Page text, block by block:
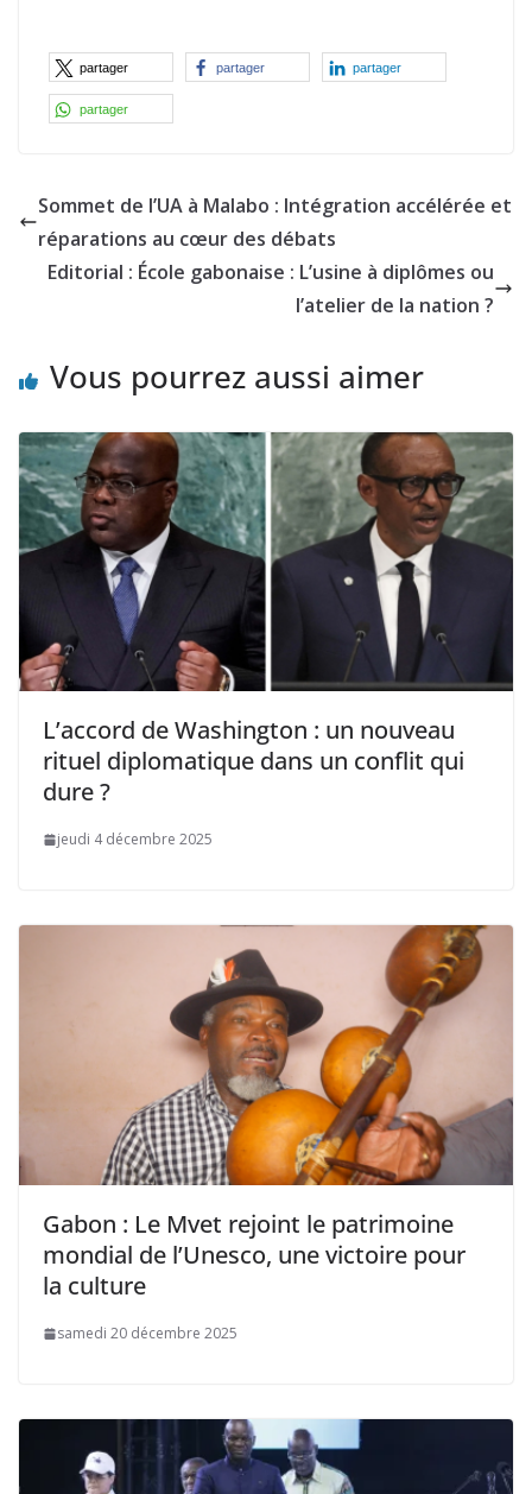
partager partager partager
partager
Sommet de l’UA à Malabo : Intégration accélérée et
réparations au cœur des débats
Editorial : École gabonaise : L’usine à diplômes ou
l’atelier de la nation ?
Vous pourrez aussi aimer
L’accord de Washington : un nouveau
rituel diplomatique dans un conflit qui
dure ?
jeudi 4 décembre 2025
Gabon : Le Mvet rejoint le patrimoine
mondial de l’Unesco, une victoire pour
la culture
samedi 20 décembre 2025